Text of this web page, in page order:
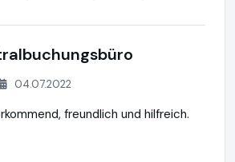
04.07.2022
freundlich und hilfreich.